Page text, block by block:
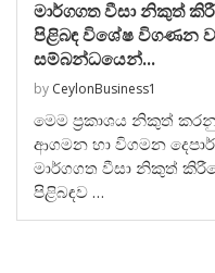
මාර්ගගත වීසා නිකුත්
පිළිබඳ විශේෂ විගණන
සම්බන්ධයෙන්...
by CeylonBusiness1
මෙම ප්‍රකාශය නිකුත්
ආගමන හා විගමන
මාර්ගගත වීසා නිකුත්
පිළිබඳව …